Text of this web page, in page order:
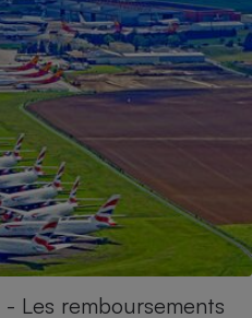
Les remboursements